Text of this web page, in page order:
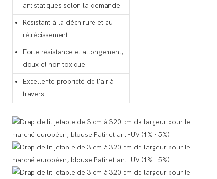
antistatiques selon la demande
Résistant à la déchirure et au
rétrécissement
Forte résistance et allongement,
doux et non toxique
Excellente propriété de l'air à
travers